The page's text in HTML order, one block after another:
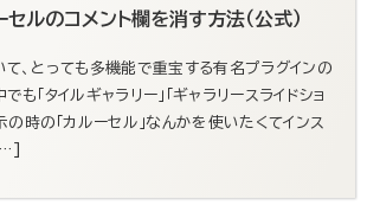
のコメント欄を消す方法（公式）
、とっても多機能で重宝する有名プラグインの
「タイルギャラリー」「ギャラリースライドショ
の時の「カルーセル」なんかを使いたくてインス